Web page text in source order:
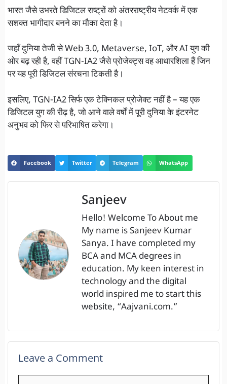
भारत जैसे उभरते डिजिटल राष्ट्रों को अंतरराष्ट्रीय नेटवर्क में एक
सशक्त भागीदार बनने का मौका देता है।
जहाँ दुनिया तेजी से Web 3.0, Metaverse, IoT, और AI युग की
ओर बढ़ रही है, वहीं TGN-IA2 जैसे प्रोजेक्ट्स वह आधारशिला हैं जिन
पर यह पूरी डिजिटल संरचना टिकती है।
इसलिए, TGN-IA2 सिर्फ एक टेक्निकल प्रोजेक्ट नहीं है – यह एक
डिजिटल युग की रीढ़ है, जो आने वाले वर्षों में पूरी दुनिया के इंटरनेट
अनुभव को फिर से परिभाषित करेगा।
Facebook Twitter Telegram WhatsApp
Sanjeev
Hello! Welcome To About me
My name is Sanjeev Kumar
Sanya. I have completed my
BCA and MCA degrees in
education. My keen interest in
technology and the digital
world inspired me to start this
website, “Aajvani.com.”
Leave a Comment